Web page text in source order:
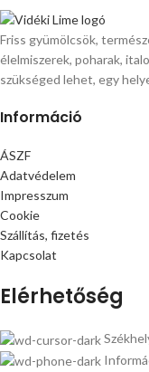
Friss gyümölcsök,
élelmiszerek, poharak,
szükséged lehet, egy
Információ
ÁSZF
Adatvédelem
Impresszum
Cookie
Szállítás, fizetés
Kapcsolat
Elérhetőség